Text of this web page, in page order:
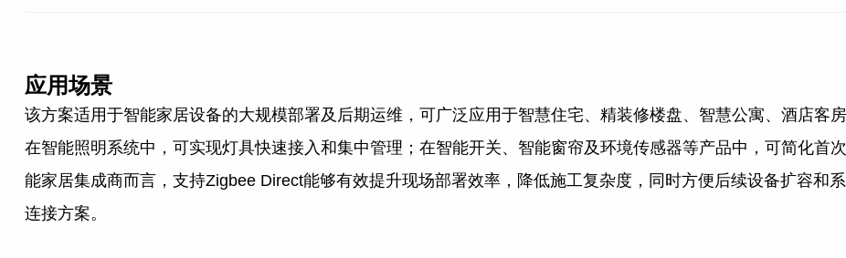
应用场景
该方案适用于智能家居设备的大规模部署及后期运维，可广泛应用于智慧住宅、精装修楼盘、智慧公寓、酒店客
在智能照明系统中，可实现灯具快速接入和集中管理；在智能开关、智能窗帘及环境传感器等产品中，可简化首
能家居集成商而言，支持Zigbee Direct能够有效提升现场部署效率，降低施工复杂度，同时方便后续设备扩容和
连接方案。